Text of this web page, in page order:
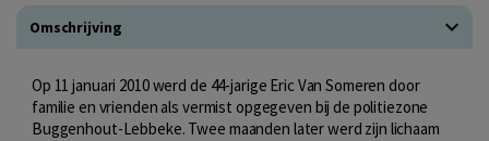
Omschrijving
Op 11 januari 2010 werd de 44-jarige Eric Van Someren door
familie en vrienden als vermist opgegeven bij de politiezone
Buggenhout-Lebbeke. Twee maanden later werd zijn lichaam